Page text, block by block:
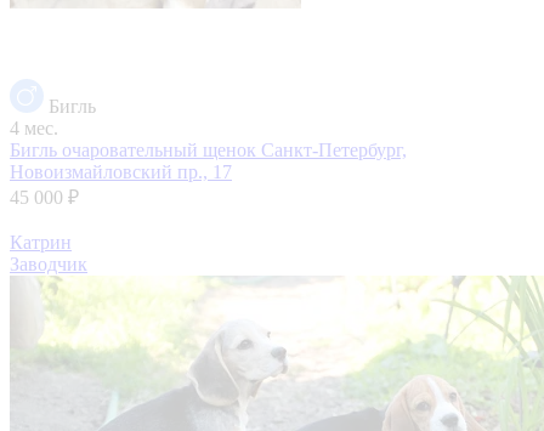
Бигль
4 мес.
Бигль очаровательный щенок Санкт-Петербург,
Новоизмайловский пр., 17
45 000 ₽
Катрин
Заводчик